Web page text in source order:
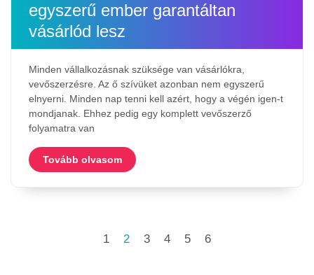
egyszerű ember garantáltan
vásárlód lesz
Minden vállalkozásnak szüksége van vásárlókra,
vevőszerzésre. Az ő szívüket azonban nem egyszerű
elnyerni. Minden nap tenni kell azért, hogy a végén igen-t
mondjanak. Ehhez pedig egy komplett vevőszerző
folyamatra van
Tovább olvasom
1 2 3 4 5 6